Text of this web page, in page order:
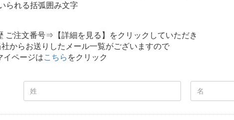
られる括弧囲み文字
ご注文番号⇒【詳細を見る】をクリックしていただき
からお送りしたメール一覧がございますので
イページはこちら をクリック